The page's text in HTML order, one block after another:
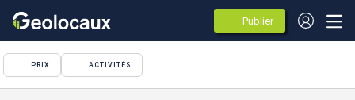
Publier
des
annonces
PRIX ACTIVITÉS